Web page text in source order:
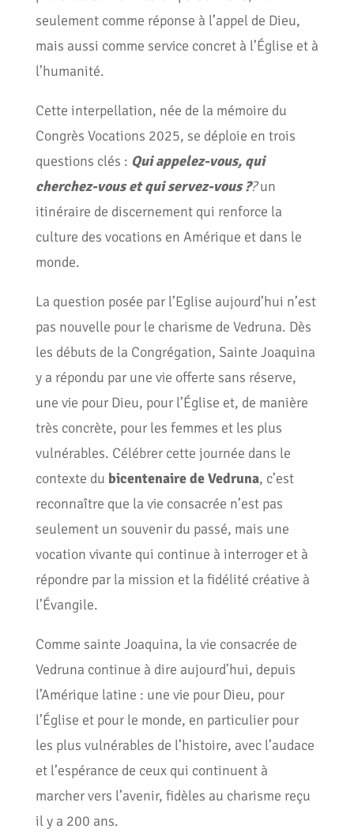
seulement comme réponse à l’appel de Dieu,
mais aussi comme service concret à l’Église et à
l’humanité.
Cette interpellation, née de la mémoire du
Congrès Vocations 2025, se déploie en trois
questions clés : Qui appelez-vous, qui
cherchez-vous et qui servez-vous ??un
itinéraire de discernement qui renforce la
culture des vocations en Amérique et dans le
monde.
La question posée par l’Eglise aujourd’hui n’est
pas nouvelle pour le charisme de Vedruna. Dès
les débuts de la Congrégation, Sainte Joaquina
y a répondu par une vie offerte sans réserve,
une vie pour Dieu, pour l’Église et, de manière
très concrète, pour les femmes et les plus
vulnérables. Célébrer cette journée dans le
contexte du bicentenaire de Vedruna, c’est
reconnaître que la vie consacrée n’est pas
seulement un souvenir du passé, mais une
vocation vivante qui continue à interroger et à
répondre par la mission et la fidélité créative à
l’Évangile.
Comme sainte Joaquina, la vie consacrée de
Vedruna continue à dire aujourd’hui, depuis
l’Amérique latine : une vie pour Dieu, pour
l’Église et pour le monde, en particulier pour
les plus vulnérables de l’histoire, avec l’audace
et l’espérance de ceux qui continuent à
marcher vers l’avenir, fidèles au charisme reçu
il y a 200 ans.